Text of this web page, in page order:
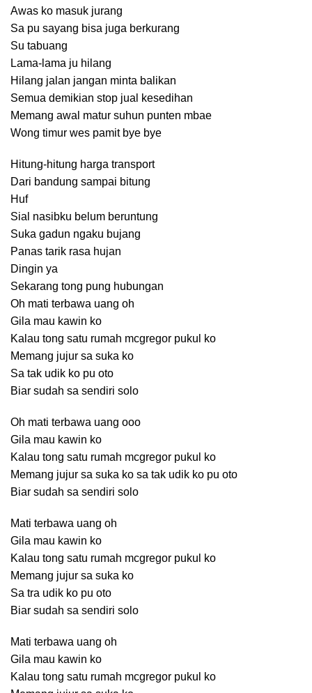
Awas ko masuk jurang
Sa pu sayang bisa juga berkurang
Su tabuang
Lama-lama ju hilang
Hilang jalan jangan minta balikan
Semua demikian stop jual kesedihan
Memang awal matur suhun punten mbae
Wong timur wes pamit bye bye
Hitung-hitung harga transport
Dari bandung sampai bitung
Huf
Sial nasibku belum beruntung
Suka gadun ngaku bujang
Panas tarik rasa hujan
Dingin ya
Sekarang tong pung hubungan
Oh mati terbawa uang oh
Gila mau kawin ko
Kalau tong satu rumah mcgregor pukul ko
Memang jujur sa suka ko
Sa tak udik ko pu oto
Biar sudah sa sendiri solo
Oh mati terbawa uang ooo
Gila mau kawin ko
Kalau tong satu rumah mcgregor pukul ko
Memang jujur sa suka ko sa tak udik ko pu oto
Biar sudah sa sendiri solo
Mati terbawa uang oh
Gila mau kawin ko
Kalau tong satu rumah mcgregor pukul ko
Memang jujur sa suka ko
Sa tra udik ko pu oto
Biar sudah sa sendiri solo
Mati terbawa uang oh
Gila mau kawin ko
Kalau tong satu rumah mcgregor pukul ko